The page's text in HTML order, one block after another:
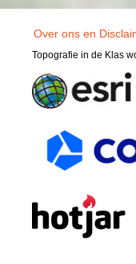
Over ons en
Topografie in de Klas